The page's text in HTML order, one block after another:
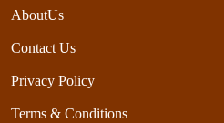
AboutUs
Contact Us
Privacy Policy
Terms & Conditions